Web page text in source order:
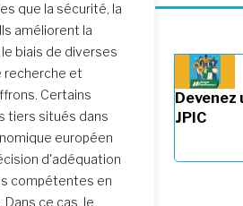
que la sécurité, la
améliorent la
biais de diverses
recherche et
Certains
tiers situés dans
européen
d'adéquation
compétentes en
ce cas, le
Devenez
JPIC